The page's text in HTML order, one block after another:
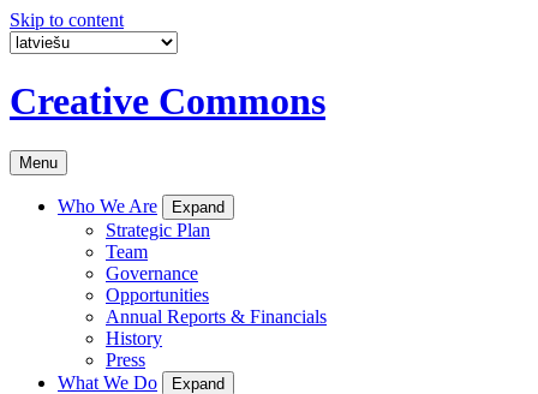
Skip to content
Creative Commons
Menu
Who We Are Expand
Strategic Plan
Team
Governance
Opportunities
Annual Reports & Financials
History
Press
What We Do
Expand